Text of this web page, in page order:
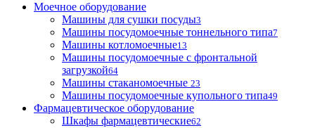
Моечное оборудование
Машины для сушки посуды3
Машины посудомоечные тоннельного типа7
Машины котломоечные13
Машины посудомоечные с фронтальной
загрузкой64
Машины стаканомоечные 23
Машины посудомоечные купольного типа49
Фармацевтическое оборудование
Шкафы фармацевтические62